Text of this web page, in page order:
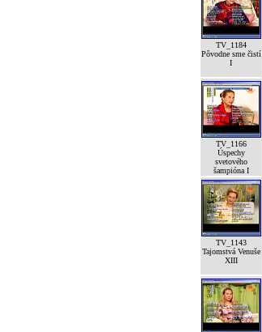
TV_1184
Pôvodne sme čistí
I
TV_1166
Úspechy
svetového
šampióna I
TV_1143
Tajomstvá Venuše
XIII